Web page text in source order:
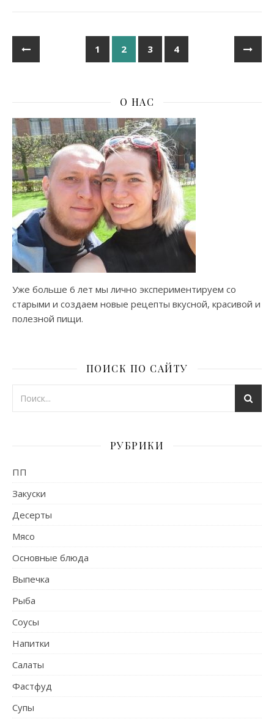
1 2 3 4
О НАС
Уже больше 6 лет мы лично экспериментируем со
старыми и создаем новые рецепты вкусной, красивой и
полезной пищи.
ПОИСК ПО САЙТУ
РУБРИКИ
ПП
Закуски
Десерты
Мясо
Основные блюда
Выпечка
Рыба
Соусы
Напитки
Салаты
Фастфуд
Супы